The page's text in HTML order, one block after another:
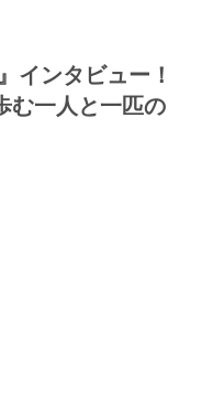
ンタビュー！
む一人と一匹の